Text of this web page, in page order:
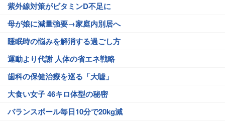
紫外線対策がビタミンD不足に
母が娘に減量強要→家庭内別居へ
睡眠時の悩みを解消する過ごし方
運動より代謝 人体の省エネ戦略
歯科の保健治療を巡る「大嘘」
大食い女子 46キロ体型の秘密
バランスボール毎日10分で20kg減